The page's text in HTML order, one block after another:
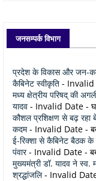
जनसम्पर्क विभाग
प्रदेश के विकास और जन-
कैबिनेट स्वीकृति - Invalid
मध्य क्षेत्रीय परिषद् की
यादव - Invalid Date -
कौशल प्रशिक्षण से बढ़ रहा
कदम- Invalid Date -
ई-रिक्शा से कैबिनेट बैठक के
पंवार- Invalid Date -
मुख्यमंत्री डॉ. यादव ने स्व.
श्रद्धांजलि- Invalid